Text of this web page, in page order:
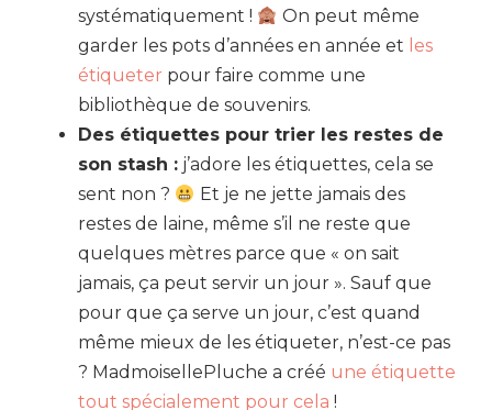
systématiquement !
On peut même
garder les pots d’années en année et les
étiqueter pour faire comme une
bibliothèque de souvenirs.
Des étiquettes pour trier les restes de
son stash : j’adore les étiquettes, cela se
sent non ?
Et je ne jette jamais des
restes de laine, même s’il ne reste que
quelques mètres parce que « on sait
jamais, ça peut servir un jour ». Sauf que
pour que ça serve un jour, c’est quand
même mieux de les étiqueter, n’est-ce pas
? MadmoisellePluche a créé une étiquette
tout spécialement pour cela !